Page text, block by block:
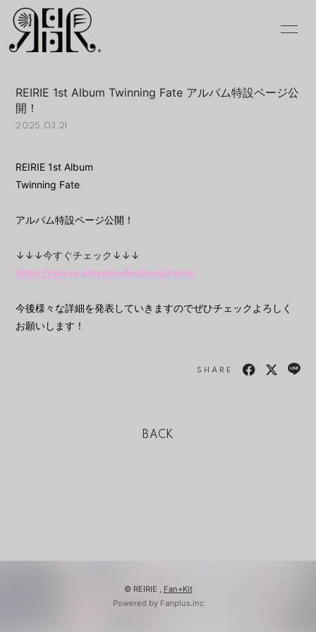
N
REIRIE 1st Album Twinning Fate アルバム特設ページ公
開！
2025.03.21
REIRIE 1st Album
Twinning Fate
アルバム特設ページ公開！
↓↓↓今すぐチェック↓↓↓
https://grove.store/collections/reirie
今後様々な詳細を発表していきますのでぜひチェックよろしく
お願いします！
SHARE
BACK
© REIRIE , Fan+Kit
Powered by Fanplus.inc